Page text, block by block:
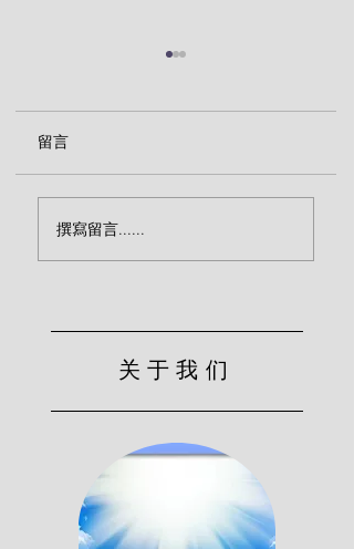
忌邪的神（钟马田）
留言
撰寫留言......
关于我们